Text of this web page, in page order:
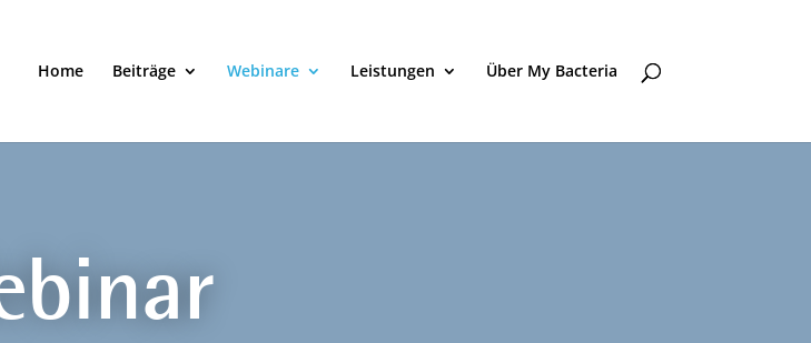
Home Beiträge Webinare Leistungen Über My Bacteria